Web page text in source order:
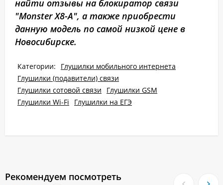
найти отзывы на блокиратор связи
"Monster X8-A", а также приобрести
данную модель по самой низкой цене в
Новосибирске.
Категории:
Глушилки мобильного интернета
Глушилки (подавители) связи
Глушилки сотовой связи
Глушилки GSM
Глушилки Wi-Fi
Глушилки на ЕГЭ
Рекомендуем посмотреть